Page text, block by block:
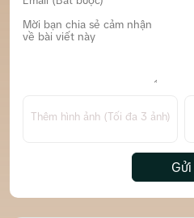
Thêm hình ảnh (Tối đa 3 ảnh)
Gửi